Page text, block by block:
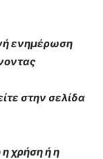
ενημέρωση
στην σελίδα
χρήση ή η